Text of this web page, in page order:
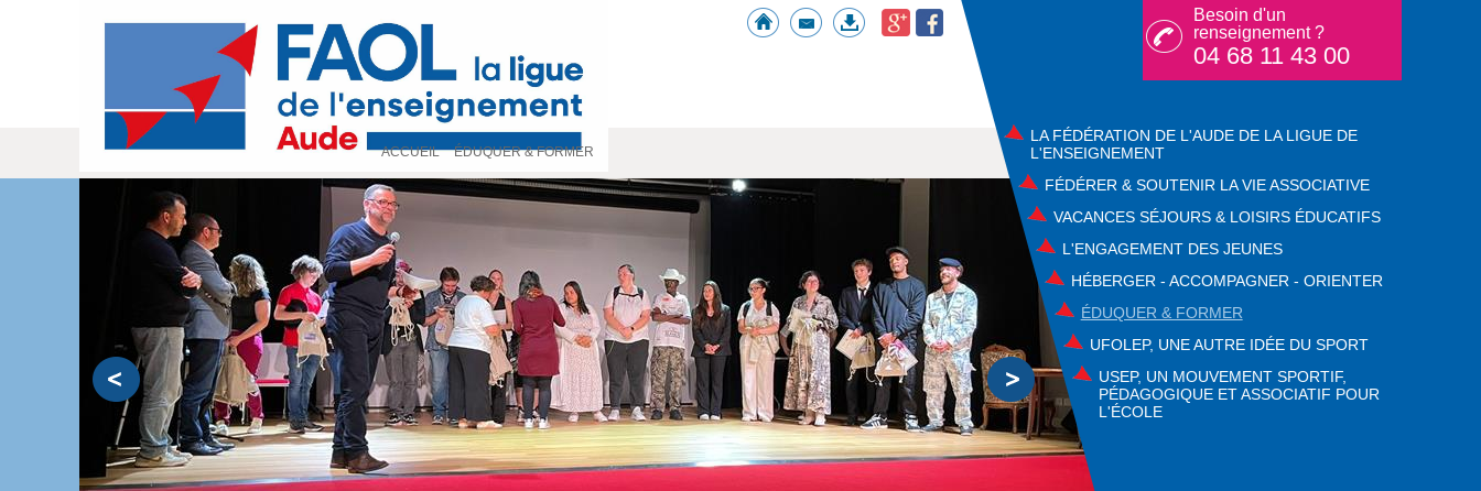
Besoin d'un
renseignement ?
04 68 11 43 00
LA FÉDÉRATION DE L'AUDE DE LA LIGUE DE
L'ENSEIGNEMENT
FÉDÉRER & SOUTENIR LA VIE ASSOCIATIVE
VACANCES SÉJOURS & LOISIRS ÉDUCATIFS
L'ENGAGEMENT DES JEUNES
HÉBERGER - ACCOMPAGNER - ORIENTER
ÉDUQUER & FORMER
UFOLEP, UNE AUTRE IDÉE DU SPORT
USEP, UN MOUVEMENT SPORTIF,
PÉDAGOGIQUE ET ASSOCIATIF POUR
L'ÉCOLE
ACCUEIL>ÉDUQUER & FORMER